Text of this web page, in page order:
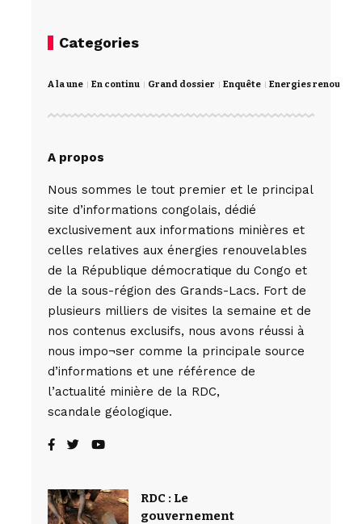
Categories
A la une En continu Grand dossier Enquête Energies
A propos
Nous sommes le tout premier et le principal
site d’informations congolais, dédié
exclusivement aux informations minières et
celles relatives aux énergies renouvelables
de la République démocratique du Congo et
de la sous-région des Grands-Lacs. Fort de
plusieurs milliers de visites la semaine et de
nos contenus exclusifs, nous avons réussi à
nous impo¬ser comme la principale source
d’informations et une référence de
l’actualité minière de la RDC,
scandale géologique.
RDC : Le
gouvernement